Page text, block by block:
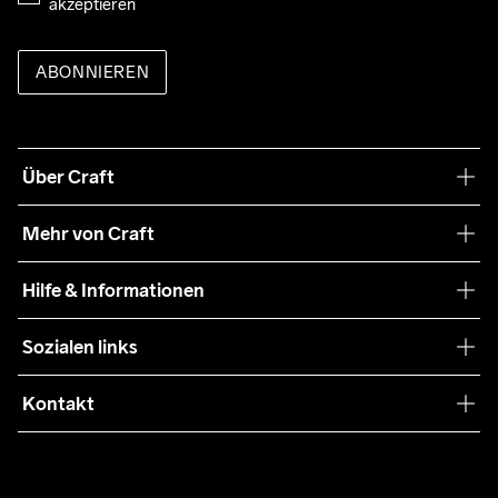
ABONNIEREN
Über Craft
Nachhaltigkeit
Mehr von Craft
Teamwear
Zusammenarbeit
Press
Hilfe & Informationen
Retouren
Kundendienst
Sozialen links
Kontakt